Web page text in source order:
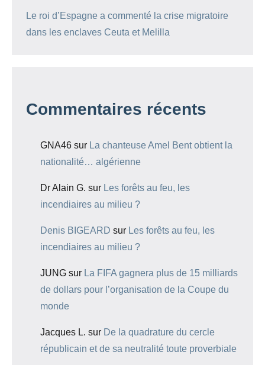
Le roi d’Espagne a commenté la crise migratoire
dans les enclaves Ceuta et Melilla
Commentaires récents
GNA46 sur La chanteuse Amel Bent obtient la
nationalité… algérienne
Dr Alain G. sur Les forêts au feu, les
incendiaires au milieu ?
Denis BIGEARD sur Les forêts au feu, les
incendiaires au milieu ?
JUNG sur La FIFA gagnera plus de 15 milliards
de dollars pour l’organisation de la Coupe du
monde
Jacques L. sur De la quadrature du cercle
républicain et de sa neutralité toute proverbiale